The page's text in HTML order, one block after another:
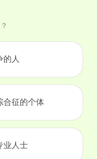
的人
合征的个体
业人士